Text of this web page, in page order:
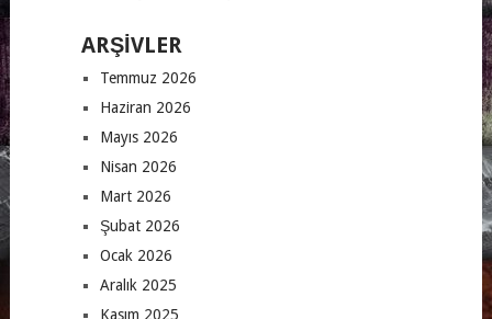
ARŞIVLER
Temmuz 2026
Haziran 2026
Mayıs 2026
Nisan 2026
Mart 2026
Şubat 2026
Ocak 2026
Aralık 2025
Kasım 2025